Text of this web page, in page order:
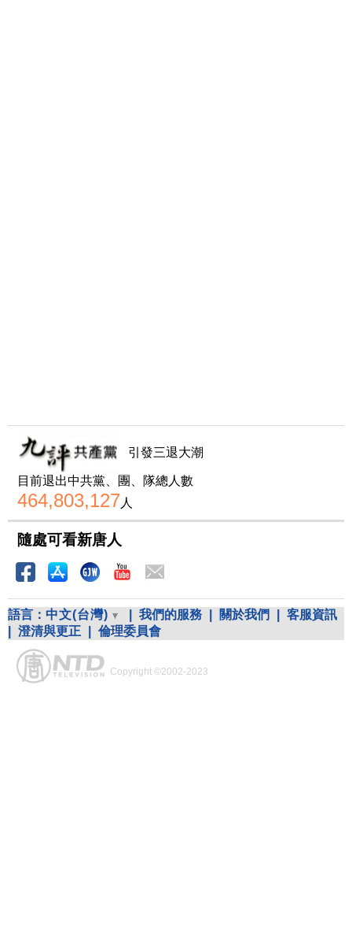
引發三退大潮
目前退出中共黨、團、隊總人數
464,803,127人
隨處可看新唐人
語言： 中文(台灣) 我們的服務 關於我們
客服資訊
澄清與更正 倫理委員會
Copyright ©2002-2023